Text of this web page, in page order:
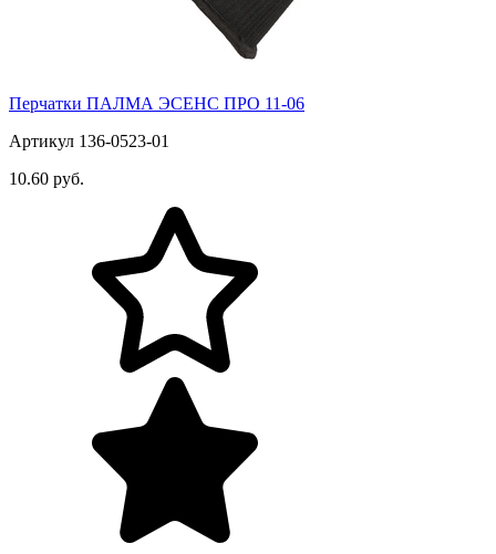
Перчатки ПАЛМА ЭСЕНС ПРО 11-06
Артикул 136-0523-01
10.60 руб.